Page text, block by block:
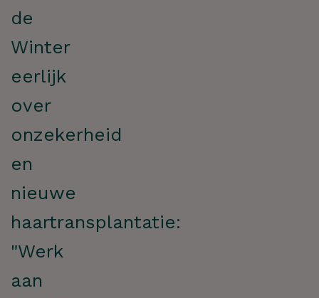
de
Winter
eerlijk
over
onzekerheid
en
nieuwe
haartransplantatie:
"Werk
aan